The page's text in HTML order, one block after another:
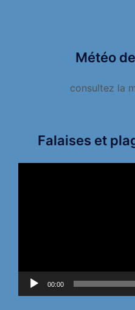
Météo
consultez la
Falaises et
00:00